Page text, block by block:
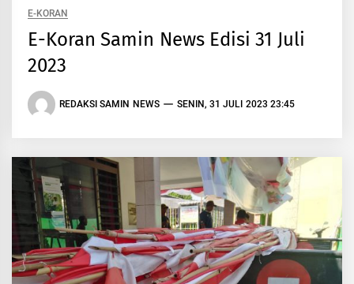
E-KORAN
E-Koran Samin News Edisi 31 Juli
2023
REDAKSI SAMIN NEWS SENIN, 31 JULI 2023 23:45